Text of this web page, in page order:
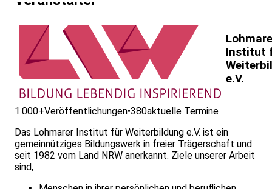
Institut
e.V.
1.000+Veröffentlichungen•380aktuelle Termine
Das Lohmarer Institut für Weiterbildung e.V. ist ein
gemeinnütziges Bildungswerk in freier Trägerschaft und
seit 1982 vom Land NRW anerkannt. Ziele unserer Arbeit
sind,